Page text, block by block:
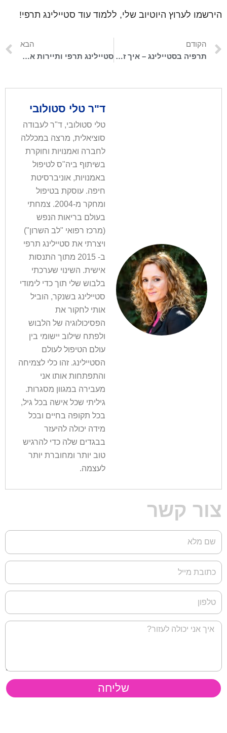
הירשמו לערוץ היוטיוב שלי, ללמוד עוד סטיילינג תרפי!
הקודם
תרפיה בסטיילינג – איך זה עובד?
הבא
סטיילינג תרפי ותיירות אופנה
ד"ר טלי סטולובי
טלי סטולובי, ד"ר לעבודה
סוציאלית, מרצה במכללה
לחברה ואמנויות וחוקרת
בשיתוף ביה"ס לטיפול
באמנויות, אוניברסיטת
חיפה. עוסקת בטיפול
ומחקר מ-2004. צמחתי
בעולם בריאות הנפש
(מרכז רפואי "לב השרון")
ויצרתי את סטיילינג תרפי
ב- 2015 מתוך התנסות
אישית. השינוי שערכתי
בלבוש שלי תוך כדי לימודי
סטיילינג בשנקר, הוביל
אותי לחקור את
הפסיכולוגיה של הלבוש
ולפתח שילוב יישומי בין
עולם הטיפול לעולם
הסטיילינג. זהו כלי לצמיחה
והתפתחות אותו אני
מעבירה במגוון מסגרות.
גיליתי שכל אישה בכל גיל,
בכל תקופה בחיים ובכל
מידה יכולה להיעזר
בבגדים שלה כדי להרגיש
טוב יותר ומחוברת יותר
לעצמה.
צור קשר
שליחה